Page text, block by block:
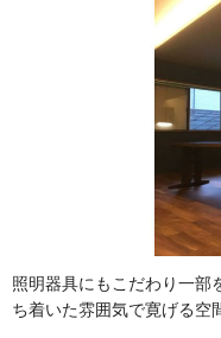
照明器具にもこだわり一部
ち着いた雰囲気で寛げる空